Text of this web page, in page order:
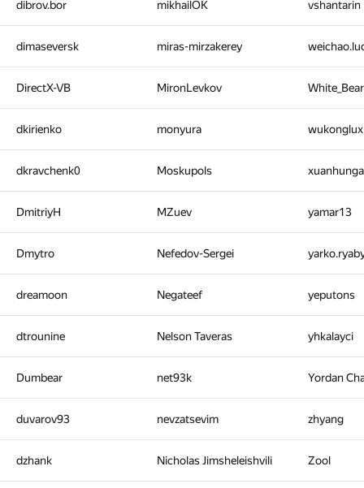
dibrov.bor mikhailOK vshantarin
dimaseversk miras-mirzakerey
DirectX-VB MironLevkov
dkirienko monyura
dkravchenk0 Moskupols
DmitriyH MZuev yamar13
Dmytro Nefedov-Sergei
dreamoon Negateef yeputons
dtrounine Nelson Taveras yhkalayci
Dumbear net93k Yordan
duvarov93 nevzatsevim zhyang
dzhank Nicholas Jimsheleishvili Zool